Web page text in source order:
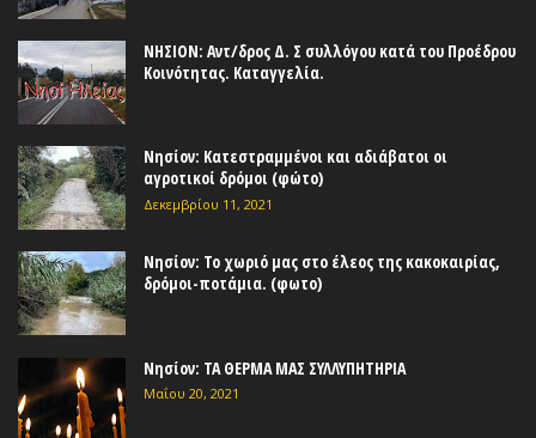
ΝΗΣΙΟΝ: Αντ/δρος Δ. Σ συλλόγου κατά του Προέδρου
Κοινότητας. Καταγγελία.
Νησίον: Κατεστραμμένοι και αδιάβατοι οι
αγροτικοί δρόμοι (φώτο)
Δεκεμβρίου 11, 2021
Νησίον: Το χωριό μας στο έλεος της κακοκαιρίας,
δρόμοι-ποτάμια. (φωτο)
Νησίον: ΤΑ ΘΕΡΜΑ ΜΑΣ ΣΥΛΛΥΠΗΤΗΡΙΑ
Μαΐου 20, 2021